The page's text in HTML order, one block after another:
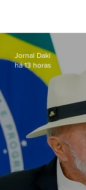
Jornal Daki
há 13 horas